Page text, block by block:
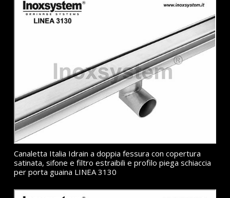
Canaletta Italia Idrain a doppia fessura con copertura
satinata, sifone e filtro estraibili e profilo piega schiaccia
per porta guaina LINEA 3130